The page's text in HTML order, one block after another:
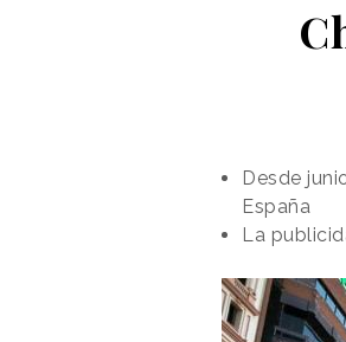
Desde
España
La